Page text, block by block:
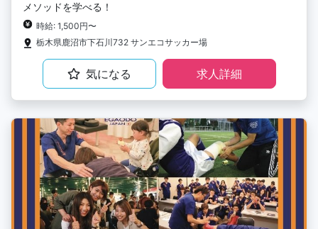
メソッドを学べる！
時給: 1,500円〜
栃木県鹿沼市下石川732 サンエコサッカー場
気になる 求人詳細